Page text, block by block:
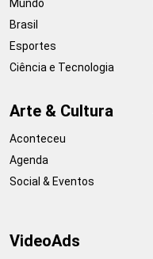
Mundo
Brasil
Esportes
Ciência e Tecnologia
Arte & Cultura
Aconteceu
Agenda
Social & Eventos
VideoAds